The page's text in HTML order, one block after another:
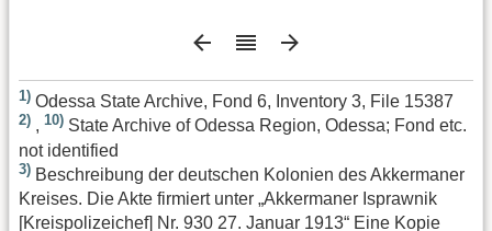
1) Odessa State Archive, Fond 6, Inventory 3, File 15387
2) , 10) State Archive of Odessa Region, Odessa; Fond etc.
not identified
3) Beschreibung der deutschen Kolonien des Akkermaner
Kreises. Die Akte firmiert unter „Akkermaner Isprawnik
[Kreispolizeichef] Nr. 930 27. Januar 1913“ Eine Kopie